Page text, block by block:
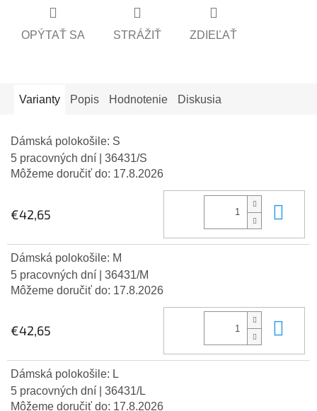
OPÝTAŤ SA STRÁŽIŤ ZDIEĽAŤ
Varianty Popis Hodnotenie Diskusia
Dámská polokošile: S
5 pracovných dní
| 36431/S
Môžeme doručiť do: 17.8.2026
€42,65
Dámská polokošile: M
5 pracovných dní
| 36431/M
Môžeme doručiť do: 17.8.2026
€42,65
Dámská polokošile: L
5 pracovných dní
| 36431/L
Môžeme doručiť do: 17.8.2026